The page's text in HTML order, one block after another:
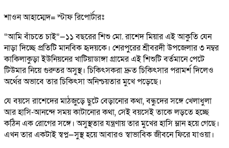
শাওন আহাম্মেদ= স্টাফ রিপোর্টারঃ
“আমি বাঁচতে চাই”—১১ বছরের শিশু মো. রাশেদ মিয়ার এই আকুতি যেন
নাড়া দিচ্ছে প্রতিটি মানবিক হৃদয়কে। শেরপুরের শ্রীবরদী উপজেলার ৩ নম্বর
কাকিলাকুড়া ইউনিয়নের খাটিয়াডাঙ্গা গ্রামের এই শিশুটি বর্তমানে পেটে
টিউমার নিয়ে গুরুতর অসুস্থ। চিকিৎসকরা দ্রুত চিকিৎসার পরামর্শ দিলেও
অর্থের অভাবে তার চিকিৎসা অনিশ্চয়তার মুখে পড়েছে।
যে বয়সে রাশেদের মাঠজুড়ে ছুটে বেড়ানোর কথা, বন্ধুদের সঙ্গে খেলাধুলা
আর হাসি-আনন্দে সময় কাটানোর কথা, সেই বয়সেই তাকে লড়তে হচ্ছে
কঠিন এক রোগের সঙ্গে। অসুস্থতার যন্ত্রণায় তার মুখের হাসি ম্লান হয়ে গেছে।
এখন তার একটাই স্বপ্ন—সুস্থ হয়ে আবারও স্বাভাবিক জীবনে ফিরে যাওয়া।